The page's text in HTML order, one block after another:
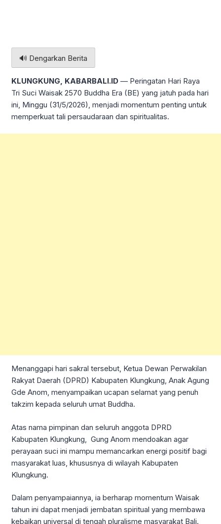
🔊 Dengarkan Berita
KLUNGKUNG, KABARBALI.ID — Peringatan Hari Raya
Tri Suci Waisak 2570 Buddha Era (BE) yang jatuh pada hari
ini, Minggu (31/5/2026), menjadi momentum penting untuk
memperkuat tali persaudaraan dan spiritualitas.
Menanggapi hari sakral tersebut, Ketua Dewan Perwakilan
Rakyat Daerah (DPRD) Kabupaten Klungkung, Anak Agung
Gde Anom, menyampaikan ucapan selamat yang penuh
takzim kepada seluruh umat Buddha.
Atas nama pimpinan dan seluruh anggota DPRD
Kabupaten Klungkung, Gung Anom mendoakan agar
perayaan suci ini mampu memancarkan energi positif bagi
masyarakat luas, khususnya di wilayah Kabupaten
Klungkung.
Dalam penyampaiannya, ia berharap momentum Waisak
tahun ini dapat menjadi jembatan spiritual yang membawa
kebaikan universal di tengah pluralisme masyarakat Bali.